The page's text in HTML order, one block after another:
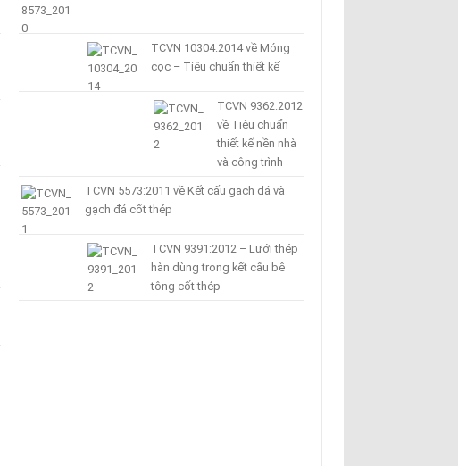
TCVN 10304:2014 về Móng
cọc – Tiêu chuẩn thiết kế
TCVN 9362:2012
về Tiêu chuẩn
thiết kế nền nhà
và công trình
TCVN 5573:2011 về Kết cấu gạch đá và
gạch đá cốt thép
TCVN 9391:2012 – Lưới thép
hàn dùng trong kết cấu bê
tông cốt thép